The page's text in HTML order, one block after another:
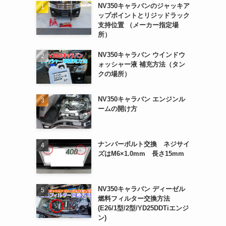
NV350キャラバンのジャッキア
ップポイントとリジッドラック
支持位置 （メーカー指定場
所）
NV350キャラバン ウインドウ
ォッシャー液 補充方法（タン
クの場所）
NV350キャラバン エンジンル
ームの開け方
ナンバーボルト交換 ネジサイ
ズはM6×1.0mm 長さ15mm
NV350キャラバン ディーゼル
燃料フィルター交換方法
(E26/1型/2型/YD25DDTiエンジ
ン)